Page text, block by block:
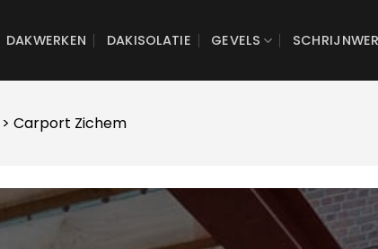
DAKWERKEN DAKISOLATIE GEVELS
> Carport Zichem